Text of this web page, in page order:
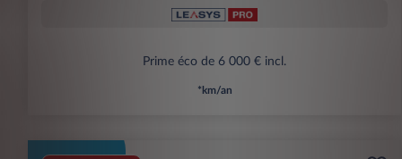
Prime éco de 6 000 € incl.
*km/an